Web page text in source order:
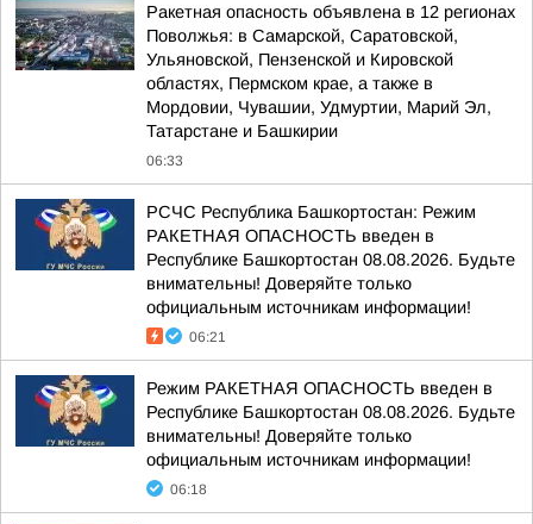
Ракетная опасность объявлена в 12 регионах
Поволжья: в Самарской, Саратовской,
Ульяновской, Пензенской и Кировской
областях, Пермском крае, а также в
Мордовии, Чувашии, Удмуртии, Марий Эл,
Татарстане и Башкирии
06:33
РСЧС Республика Башкортостан: Режим
РАКЕТНАЯ ОПАСНОСТЬ введен в
Республике Башкортостан 08.08.2026. Будьте
внимательны! Доверяйте только
официальным источникам информации!
06:21
Режим РАКЕТНАЯ ОПАСНОСТЬ введен в
Республике Башкортостан 08.08.2026. Будьте
внимательны! Доверяйте только
официальным источникам информации!
06:18